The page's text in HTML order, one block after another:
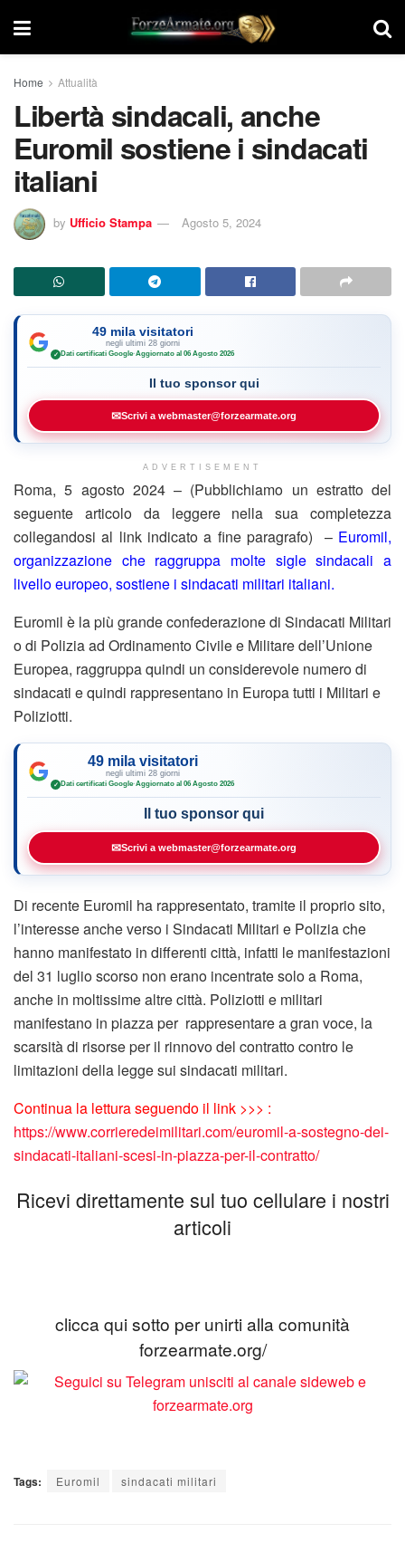
Home Attualità
Libertà sindacali, anche
Euromil sostiene i sindacati
italiani
by Ufficio Stampa Agosto 5, 2024
49 mila visitatori
negli ultimi 28 giorni
✓ Dati certificati Google·Aggiornato al 06 Agosto 2026
Il tuo sponsor qui
✉Scrivi a webmaster@forzearmate.org
ADVERTISEMENT
Roma, 5 agosto 2024 – (Pubblichiamo un estratto del
seguente articolo da leggere nella sua completezza
collegandosi al link indicato a fine paragrafo) – Euromil,
organizzazione che raggruppa molte sigle sindacali a
livello europeo, sostiene i sindacati militari italiani.
Euromil è la più grande confederazione di Sindacati Militari
o di Polizia ad Ordinamento Civile e Militare dell’Unione
Europea, raggruppa quindi un considerevole numero di
sindacati e quindi rappresentano in Europa tutti i Militari e
Poliziotti.
49 mila visitatori
negli ultimi 28 giorni
✓ Dati certificati Google·Aggiornato al 06 Agosto 2026
Il tuo sponsor qui
✉Scrivi a webmaster@forzearmate.org
Di recente Euromil ha rappresentato, tramite il proprio sito,
l’interesse anche verso i Sindacati Militari e Polizia che
hanno manifestato in differenti città, infatti le manifestazioni
del 31 luglio scorso non erano incentrate solo a Roma,
anche in moltissime altre città. Poliziotti e militari
manifestano in piazza per rappresentare a gran voce, la
scarsità di risorse per il rinnovo del contratto contro le
limitazioni della legge sui sindacati militari.
Continua la lettura seguendo il link >>> :
https://www.corrieredeimilitari.com/euromil-a-sostegno-dei-
sindacati-italiani-scesi-in-piazza-per-il-contratto/
Ricevi direttamente sul tuo cellulare i nostri
articoli
clicca qui sotto per unirti alla comunità
forzearmate.org/
Tags: Euromil sindacati militari